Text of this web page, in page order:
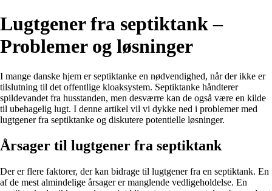
Lugtgener fra septiktank –
Problemer og løsninger
I mange danske hjem er septiktanke en nødvendighed, når der ikke er
tilslutning til det offentlige kloaksystem. Septiktanke håndterer
spildevandet fra husstanden, men desværre kan de også være en kilde
til ubehagelig lugt. I denne artikel vil vi dykke ned i problemer med
lugtgener fra septiktanke og diskutere potentielle løsninger.
Årsager til lugtgener fra septiktank
Der er flere faktorer, der kan bidrage til lugtgener fra en septiktank. En
af de mest almindelige årsager er manglende vedligeholdelse. En